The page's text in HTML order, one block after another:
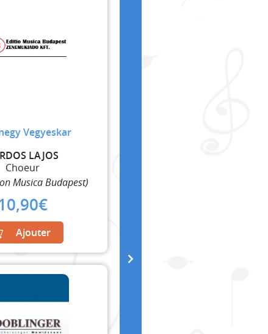
Vegyeskar
LAJOS
Choeur
Musica Budapest)
€
Ajouter